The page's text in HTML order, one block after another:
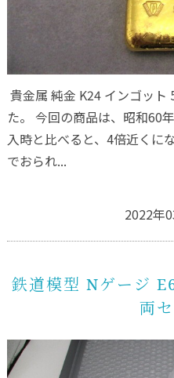
貴金属 純金 K24 インゴット
た。 今回の商品は、昭和60
入時と比べると、4倍近くに
でおられ...
2022年
鉄道模型 Nゲージ
両